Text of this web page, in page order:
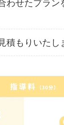
わせたプラン
積もりいたし